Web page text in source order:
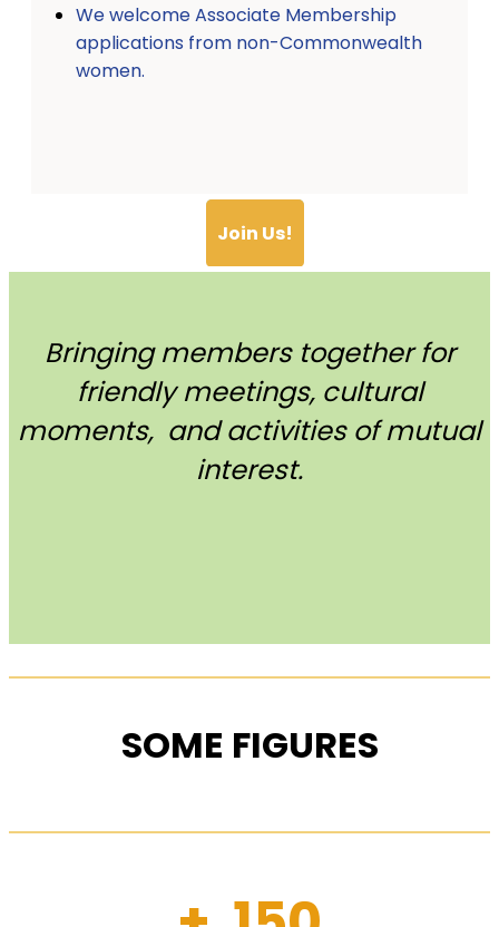
We welcome Associate Membership
applications from non-Commonwealth
women.
Join Us!
Bringing members together for
friendly meetings, cultural
moments, and activities of mutual
interest.
SOME FIGURES